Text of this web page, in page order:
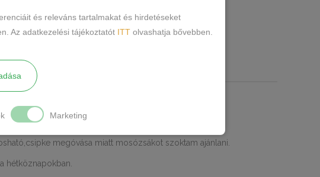
INFORMÁCIÓK
megóvása miatt mosózsákot szoktam ajánlani.
hétköznapokban.
és releváns tartalmakat és hirdetéseket
Az adatkezelési tájékoztatót ITT olvashatja bővebben.
Marketing